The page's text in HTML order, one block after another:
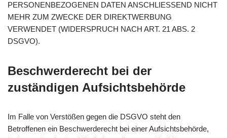
PERSONENBEZOGENEN DATEN ANSCHLIESSEND NICHT
MEHR ZUM ZWECKE DER DIREKTWERBUNG
VERWENDET (WIDERSPRUCH NACH ART. 21 ABS. 2
DSGVO).
Beschwerde­recht bei der
zuständigen Aufsichts­behörde
Im Falle von Verstößen gegen die DSGVO steht den
Betroffenen ein Beschwerderecht bei einer Aufsichtsbehörde,